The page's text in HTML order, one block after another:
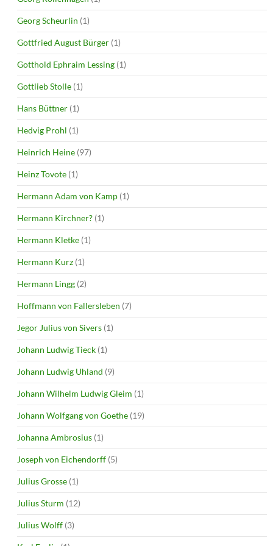
Georg Scheurlin (1)
Gottfried August Bürger (1)
Gotthold Ephraim Lessing (1)
Gottlieb Stolle (1)
Hans Büttner (1)
Hedvig Prohl (1)
Heinrich Heine (97)
Heinz Tovote (1)
Hermann Adam von Kamp (1)
Hermann Kirchner? (1)
Hermann Kletke (1)
Hermann Kurz (1)
Hermann Lingg (2)
Hoffmann von Fallersleben (7)
Jegor Julius von Sivers (1)
Johann Ludwig Tieck (1)
Johann Ludwig Uhland (9)
Johann Wilhelm Ludwig Gleim (1)
Johann Wolfgang von Goethe (19)
Johanna Ambrosius (1)
Joseph von Eichendorff (5)
Julius Grosse (1)
Julius Sturm (12)
Julius Wolff (3)